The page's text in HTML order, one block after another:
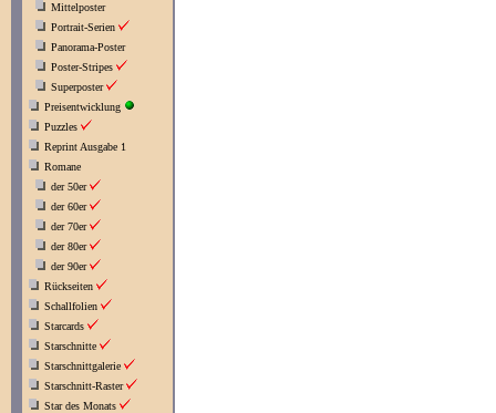
Mittelposter
Portrait-Serien
Panorama-Poster
Poster-Stripes
Superposter
Preisentwicklung
Puzzles
Reprint Ausgabe 1
Romane
der 50er
der 60er
der 70er
der 80er
der 90er
Rückseiten
Schallfolien
Starcards
Starschnitte
Starschnittgalerie
Starschnitt-Raster
Star des Monats